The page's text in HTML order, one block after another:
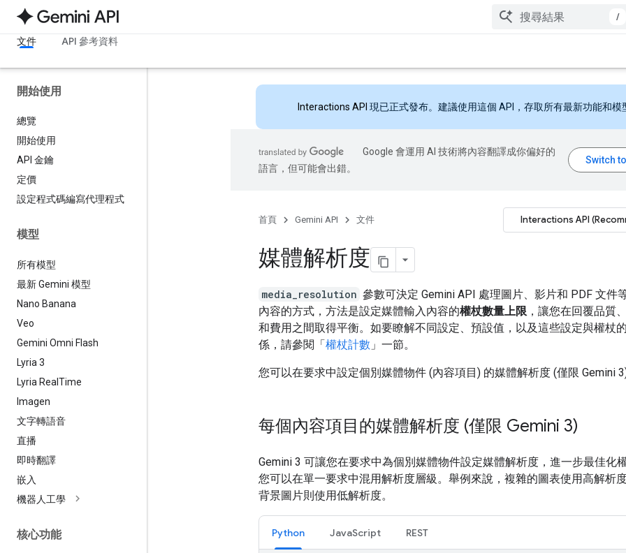
/
文件 API 參考資料
開始使用
總覽
開始使用
API 金鑰
定價
設定程式碼編寫代理程式
模型
所有模型
最新 Gemini 模型
Nano Banana
Veo
Gemini Omni Flash
Lyria 3
Lyria Real Time
Imagen
文字轉語音
直播
即時翻譯
嵌入
機器人工學
核心功能
Interactions API 現已正式發布。建議使用這個 API，存取所有最新功能和模
Google 會運用 AI 技術將內容翻譯成你偏好的
語言，但可能會出錯。
首頁 Gemini API 文件 Interactions API
媒體解析度
media_resolution 參數可決定 Gemini API 處理圖片、影片和 PDF 文件
內容的方式，方法是設定媒體輸入內容的權杖數量上限 ，讓您在回覆品質
和費用之間取得平衡。如要瞭解不同設定、預設值，以及這些設定與權杖
係，請參閱「權杖計數 」一節。
您可以在要求中設定個別媒體物件 (內容項目) 的媒體解析度 (僅限 Gemini 3)
每個內容項目的媒體解析度 (僅限 Gemini 3)
Gemini 3 可讓您在要求中為個別媒體物件設定媒體解析度，進一步最佳化權
您可以在單一要求中混用解析度層級。舉例來說，複雜的圖表使用高解析
背景圖片則使用低解析度。
Python JavaScript REST